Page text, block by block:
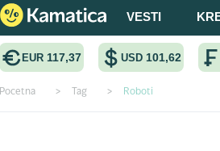
VESTI
EUR 117,37 USD 101,62
Pocetna > Tag > Roboti